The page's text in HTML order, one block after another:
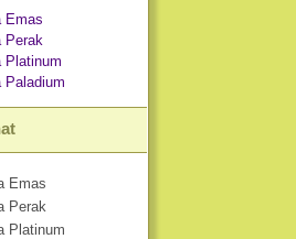
Emas
Perak
Platinum
Paladium
Emas
Perak
Platinum